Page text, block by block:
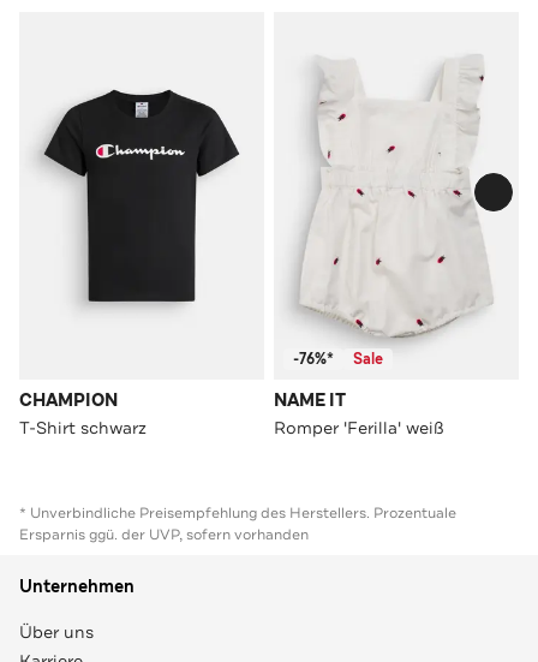
CHAMPION
T-Shirt schwarz
-76%* Sale
NAME IT
Romper 'Ferilla' weiß
* Unverbindliche Preisempfehlung des Herstellers. Prozentuale
Ersparnis ggü. der UVP, sofern vorhanden
Unternehmen
Über uns